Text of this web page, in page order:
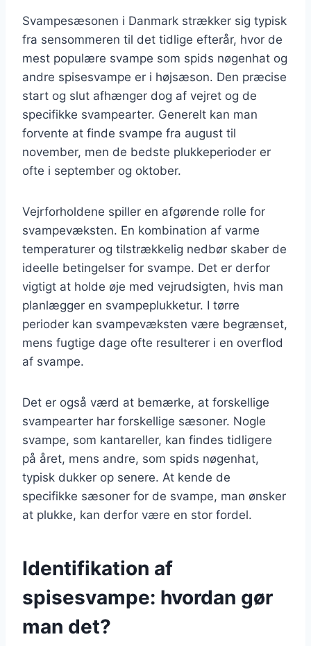
Svampesæsonen i Danmark strækker sig typisk
fra sensommeren til det tidlige efterår, hvor de
mest populære svampe som spids nøgenhat og
andre spisesvampe er i højsæson. Den præcise
start og slut afhænger dog af vejret og de
specifikke svampearter. Generelt kan man
forvente at finde svampe fra august til
november, men de bedste plukkeperioder er
ofte i september og oktober.
Vejrforholdene spiller en afgørende rolle for
svampevæksten. En kombination af varme
temperaturer og tilstrækkelig nedbør skaber de
ideelle betingelser for svampe. Det er derfor
vigtigt at holde øje med vejrudsigten, hvis man
planlægger en svampeplukketur. I tørre
perioder kan svampevæksten være begrænset,
mens fugtige dage ofte resulterer i en overflod
af svampe.
Det er også værd at bemærke, at forskellige
svampearter har forskellige sæsoner. Nogle
svampe, som kantareller, kan findes tidligere
på året, mens andre, som spids nøgenhat,
typisk dukker op senere. At kende de
specifikke sæsoner for de svampe, man ønsker
at plukke, kan derfor være en stor fordel.
Identifikation af
spisesvampe: hvordan gør
man det?